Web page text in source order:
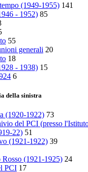
(1949-1955) 141
- 1952) 85
55
generali 20
18
- 1938) 15
6
della sinistra
(1920-1922) 73
del PCI (presso
51
(1921-1922) 39
Rosso (1921-1925) 24
PCI 17